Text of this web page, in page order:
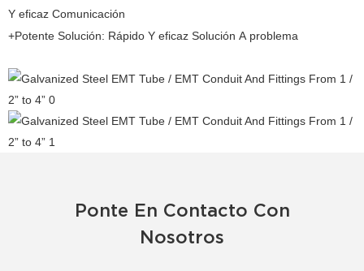
Y eficaz Comunicación
+Potente Solución: Rápido Y eficaz Solución A problema
Ponte En Contacto Con
Nosotros